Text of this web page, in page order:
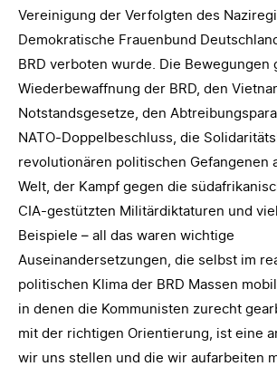
Vereinigung der Verfolgten des
Demokratische Frauenbund
BRD verboten wurde. Die Bewegungen
Wiederbewaffnung der BRD, den
Notstandsgesetze, den
NATO-Doppelbeschluss, die
revolutionären politischen Gefangenen
Welt, der Kampf gegen die
CIA-gestützten Militärdiktaturen und
Beispiele – all das waren wichtige
Auseinandersetzungen, die selbst im
politischen Klima der BRD Massen
in denen die Kommunisten zurecht
mit der richtigen Orientierung, ist eine
wir uns stellen und die wir aufarbeiten